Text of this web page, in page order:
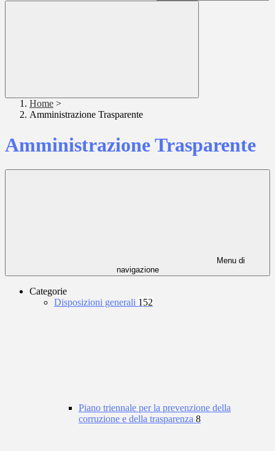
Home >
Amministrazione Trasparente
Amministrazione Trasparente
Menu di
navigazione
Categorie
Disposizioni generali 152
Piano triennale per la prevenzione della
corruzione e della trasparenza 8